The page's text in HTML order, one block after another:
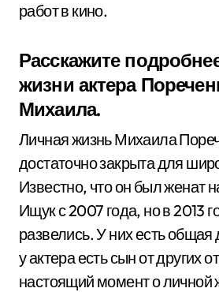
работ в кино.
Расскажите
жизни актера
Михаила.
Личная жизнь Михаила
достаточно закрыта для
Известно, что он был женат
Ищук с 2007 года, но в 2013
развелись. У них есть общая
у актера есть сын от других
настоящий момент о